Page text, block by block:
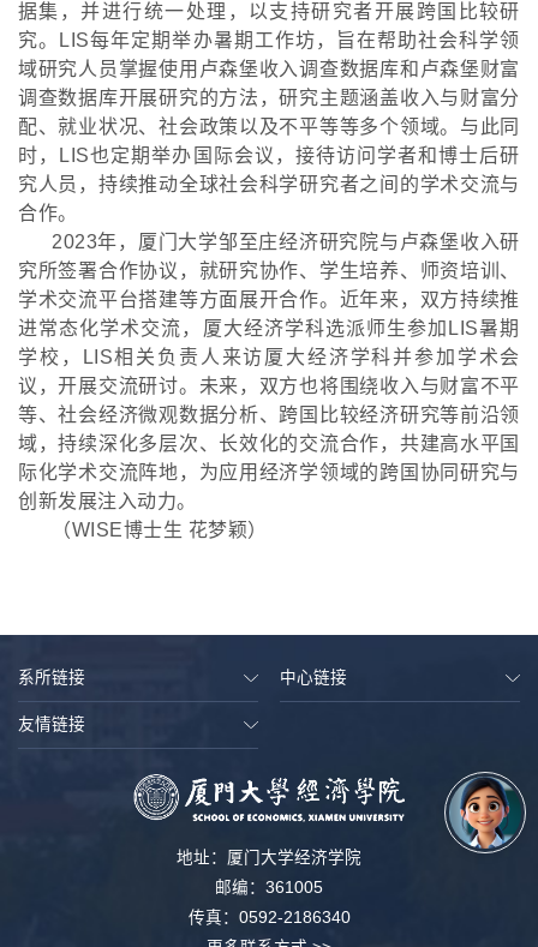
据集，并进行统一处理，以支持研究者开展跨国比较研
究。LIS每年定期举办暑期工作坊，旨在帮助社会科学领
域研究人员掌握使用卢森堡收入调查数据库和卢森堡财富
调查数据库开展研究的方法，研究主题涵盖收入与财富分
配、就业状况、社会政策以及不平等等多个领域。与此同
时，LIS也定期举办国际会议，接待访问学者和博士后研
究人员，持续推动全球社会科学研究者之间的学术交流与
合作。
2023年，厦门大学邹至庄经济研究院与卢森堡收入研
究所签署合作协议，就研究协作、学生培养、师资培训、
学术交流平台搭建等方面展开合作。近年来，双方持续推
进常态化学术交流，厦大经济学科选派师生参加LIS暑期
学校，LIS相关负责人来访厦大经济学科并参加学术会
议，开展交流研讨。未来，双方也将围绕收入与财富不平
等、社会经济微观数据分析、跨国比较经济研究等前沿领
域，持续深化多层次、长效化的交流合作，共建高水平国
际化学术交流阵地，为应用经济学领域的跨国协同研究与
创新发展注入动力。
（WISE博士生 花梦颖）
系所链接 中心链接
友情链接
地址：厦门大学经济学院
邮编：361005
传真：0592-2186340